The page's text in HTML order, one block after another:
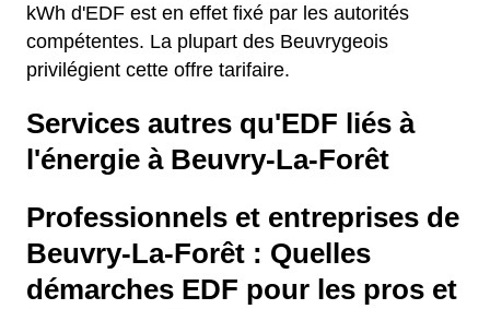
kWh d'EDF est en effet fixé par les autorités
compétentes. La plupart des Beuvrygeois
privilégient cette offre tarifaire.
Services autres qu'EDF liés à
l'énergie à Beuvry-La-Forêt
Professionnels et entreprises de
Beuvry-La-Forêt : Quelles
démarches EDF pour les pros et